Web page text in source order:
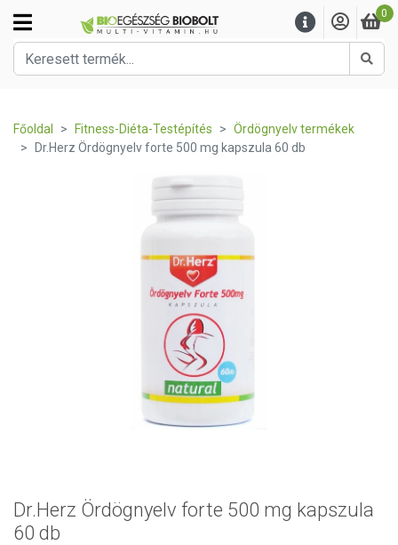
0
Főoldal Fitness-Diéta-Testépítés
Ördögnyelv termékek
Dr.Herz Ördögnyelv forte 500 mg kapszula 60 db
Dr.Herz Ördögnyelv forte 500 mg kapszula
60 db